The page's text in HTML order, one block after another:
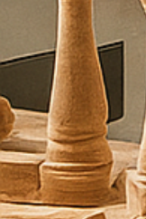
ו
נ
ח
ז
ו
ר
ע
ל
י
כ
ם